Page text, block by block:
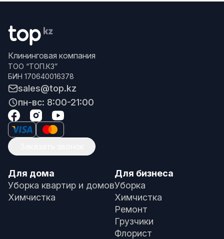
Клининговая компания
ТОО “ТОП.КЗ”
БИН 170640016378
sales@top.kz
пн-вс: 8:00-21:00
Для дома
Уборка квартир и домов
Химчистка
Для бизнеса
Уборка
Химчистка
Ремонт
Грузчики
Флорист